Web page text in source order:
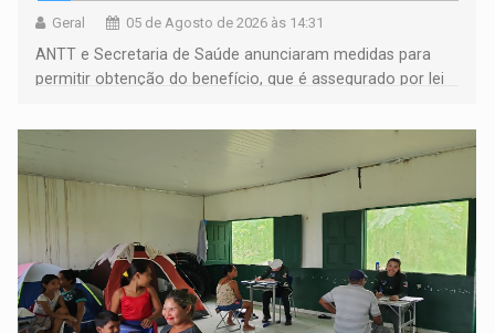
Geral 05 de Agosto de 2026 às 14:31
ANTT e Secretaria de Saúde anunciaram medidas para
permitir obtenção do benefício, que é assegurado por lei